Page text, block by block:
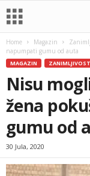
Home Magazin
napumpati gumu od auta
MAGAZIN
Nisu
žena
gumu od
30 Jula, 2020